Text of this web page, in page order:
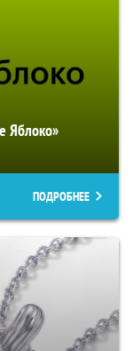
Яблоко»
ПОДРОБНЕЕ